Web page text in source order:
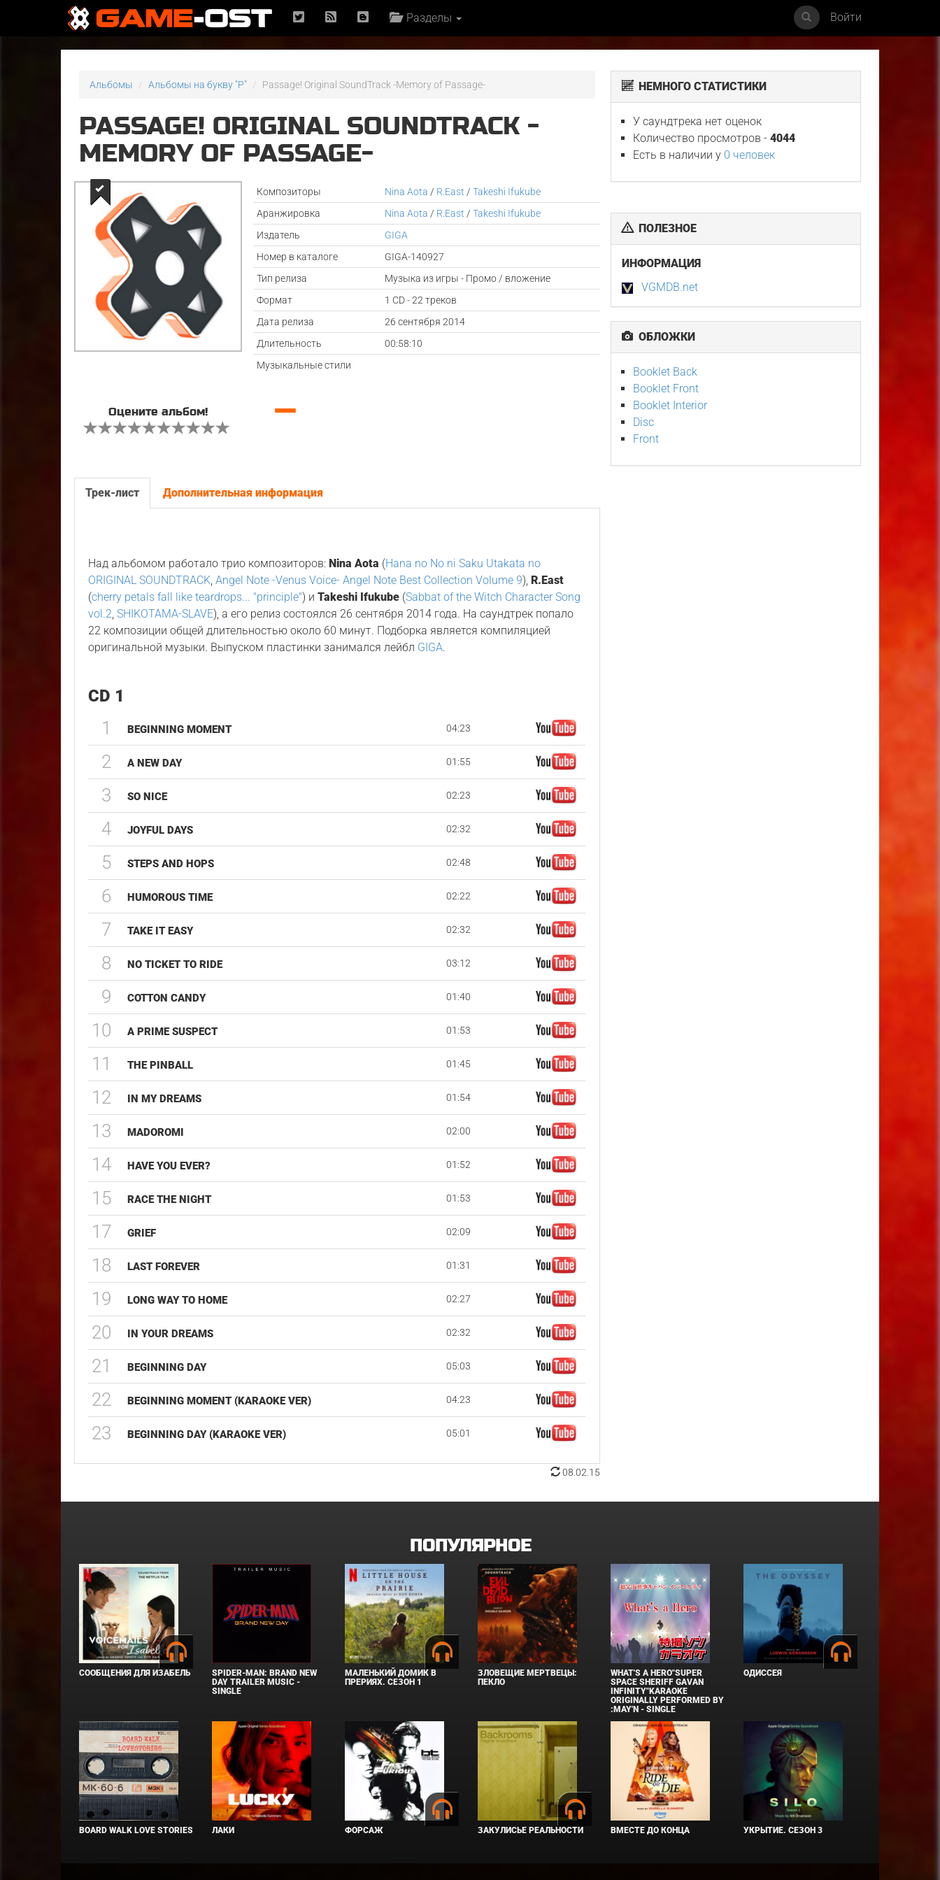
Разделы Войти
Альбомы Альбомы на букву "P" Passage! Original SoundTrack -Memory of Passage-
PASSAGE! ORIGINAL SOUNDTRACK -
MEMORY OF PASSAGE-
Композиторы Nina Aota / R.East / Takeshi Ifukube
Аранжировка
Nina Aota / R.East / Takeshi Ifukube
Издатель
GIGA
Номер в каталоге
GIGA-140927
Тип релиза
Музыка из игры - Промо / вложение
Формат
1 CD - 22 треков
Дата релиза
26 сентября 2014
Длительность
00:58:10
Музыкальные стили
Оцените альбом! —
Трек-лист Дополнительная информация
Над альбомом работало трио композиторов:Nina Aota (Hana no No ni Saku Utakata no
ORIGINAL SOUNDTRACK,Angel Note -Venus Voice- Angel Note Best Collection Volume 9),R.East
(cherry petals fall like teardrops... "principle") иTakeshi Ifukube (Sabbat of the Witch Character Song
vol.2,SHIKOTAMA-SLAVE), а его релиз состоялся 26 сентября 2014 года. На саундтрек попало
22 композиции общей длительностью около 60 минут. Подборка является компиляцией
оригинальной музыки. Выпуском пластинки занимался лейбл GIGA.
CD 1
1 BEGINNING MOMENT 04:23
2 A NEW DAY 01:55
3 SO NICE 02:23
4 JOYFUL DAYS 02:32
5 STEPS AND HOPS 02:48
6 HUMOROUS TIME 02:22
7 TAKE IT EASY 02:32
8 NO TICKET TO RIDE 03:12
9 COTTON CANDY 01:40
10 A PRIME SUSPECT 01:53
11 THE PINBALL 01:45
12 IN MY DREAMS 01:54
13 MADOROMI 02:00
14 HAVE YOU EVER? 01:52
15 RACE THE NIGHT 01:53
17 GRIEF 02:09
18 LAST FOREVER 01:31
19 LONG WAY TO HOME 02:27
20 IN YOUR DREAMS 02:32
21 BEGINNING DAY 05:03
22 BEGINNING MOMENT (KARAOKE VER) 04:23
23 BEGINNING DAY (KARAOKE VER) 05:01
08.02.15
НЕМНОГО СТАТИСТИКИ
У саундтрека нет оценок
Количество просмотров -4044
Есть в наличии у 0 человек
ПОЛЕЗНОЕ
ИНФОРМАЦИЯ
VGMDB.net
ОБЛОЖКИ
Booklet Back
Booklet Front
Booklet Interior
Disc
Front
ПОПУЛЯРНОЕ
СООБЩЕНИЯ ДЛЯ ИЗАБЕЛЬ
SPIDER-MAN: BRAND NEW
DAY TRAILER MUSIC -
SINGLE
МАЛЕНЬКИЙ ДОМИК В
ПРЕРИЯХ. СЕЗОН 1
ЗЛОВЕЩИЕ МЕРТВЕЦЫ:
ПЕКЛО
WHAT'S A HERO"SUPER
SPACE SHERIFF GAVAN
INFINITY"KARAOKE
ORIGINALLY PERFORMED BY
:MAY'N - SINGLE
ОДИССЕЯ
BOARD WALK LOVE STORIES ЛАКИ ФОРСАЖ ЗАКУЛИСЬЕ РЕАЛЬНОСТИ ВМЕСТЕ ДО КОНЦА УКРЫТИЕ. СЕЗОН 3